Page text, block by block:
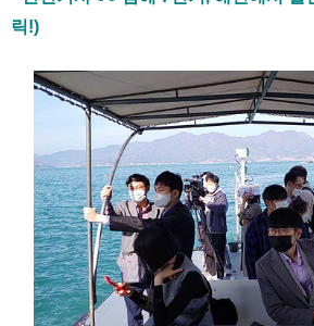
릭!)